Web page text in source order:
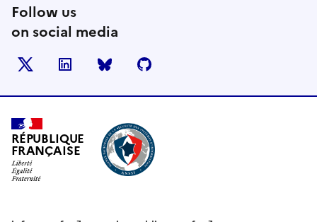
Follow us
on social media
LinkedIn BlueSky
RÉPUBLIQUE
FRANÇAISE